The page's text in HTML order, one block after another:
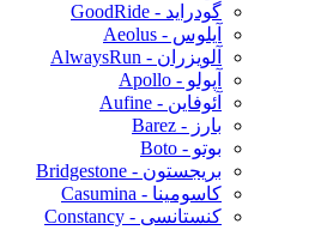
گودراید - GoodRide
آیلوس - Aeolus
آلویزران - AlwaysRun
آپولو - Apollo
آئوفاین - Aufine
بارز - Barez
بوتو - Boto
بریجستون - Bridgestone
کاسومینا - Casumina
کنستانسی - Constancy